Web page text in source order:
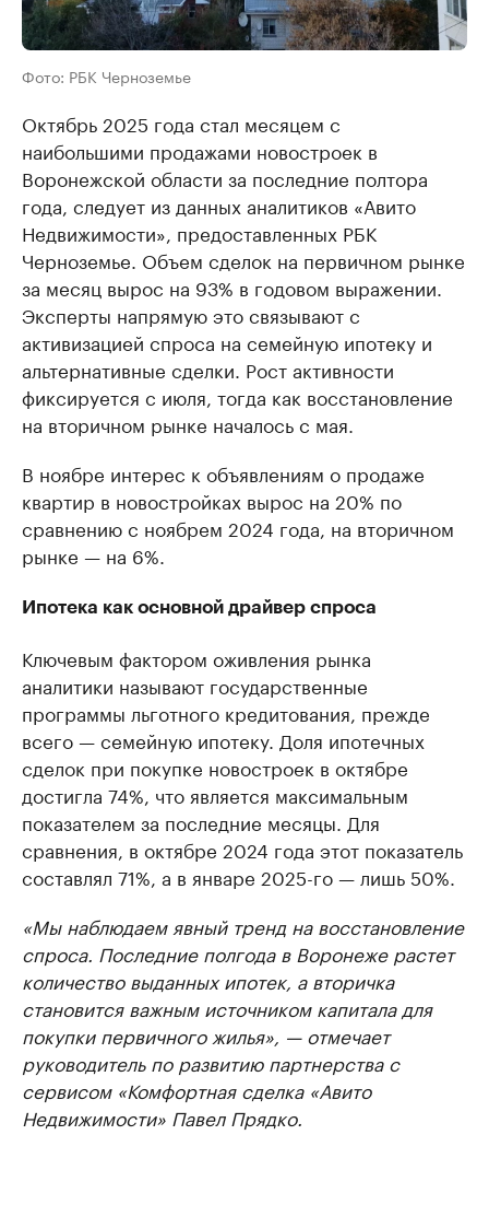
Фото: РБК Черноземье
Октябрь 2025 года стал месяцем с
наибольшими продажами новостроек в
Воронежской области за последние полтора
года, следует из данных аналитиков «Авито
Недвижимости», предоставленных РБК
Черноземье. Объем сделок на первичном рынке
за месяц вырос на 93% в годовом выражении.
Эксперты напрямую это связывают с
активизацией спроса на семейную ипотеку и
альтернативные сделки. Рост активности
фиксируется с июля, тогда как восстановление
на вторичном рынке началось с мая.
В ноябре интерес к объявлениям о продаже
квартир в новостройках вырос на 20% по
сравнению с ноябрем 2024 года, на вторичном
рынке — на 6%.
Ипотека как основной драйвер спроса
Ключевым фактором оживления рынка
аналитики называют государственные
программы льготного кредитования, прежде
всего — семейную ипотеку. Доля ипотечных
сделок при покупке новостроек в октябре
достигла 74%, что является максимальным
показателем за последние месяцы. Для
сравнения, в октябре 2024 года этот показатель
составлял 71%, а в январе 2025-го — лишь 50%.
«Мы наблюдаем явный тренд на восстановление
спроса. Последние полгода в Воронеже растет
количество выданных ипотек, а вторичка
становится важным источником капитала для
покупки первичного жилья», — отмечает
руководитель по развитию партнерства с
сервисом «Комфортная сделка «Авито
Недвижимости» Павел Прядко.